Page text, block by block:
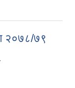
२०७८/७९